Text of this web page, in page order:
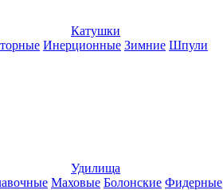
Катушки
Инерционные Зимние Шпули
Удилища
Маховые Болонские Фидерные